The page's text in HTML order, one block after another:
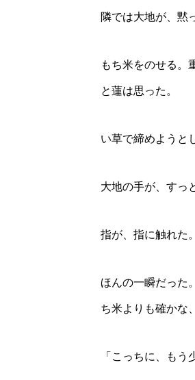
隣では大地が、黙
もち米をのせる。
と蓮は思った。
い草で締めようと
大地の手が、すっ
指が、指に触れた。
ほんの一瞬だった
ち米よりも確かな
「こっちに、もう